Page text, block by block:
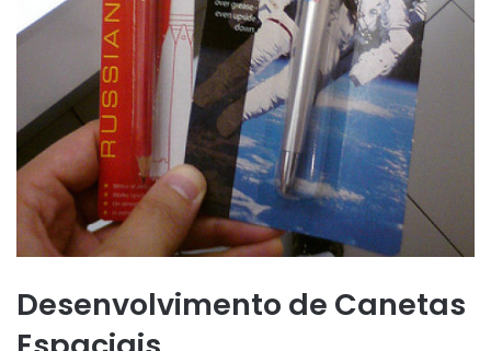
Desenvolvimento de Canetas